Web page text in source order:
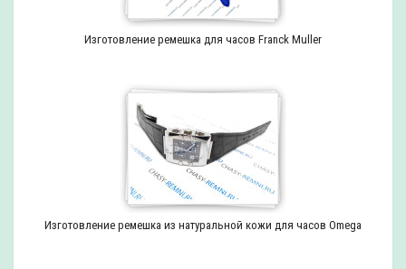
Изготовление ремешка для часов Franck Muller
Изготовление ремешка из натуральной кожи для часов Omega